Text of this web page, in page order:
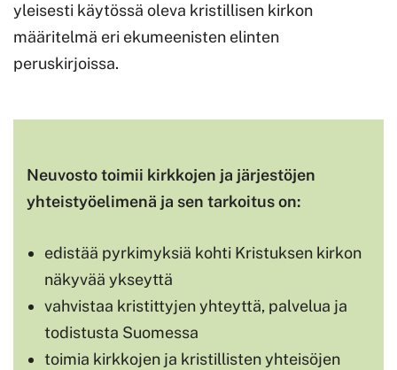
yleisesti käytössä oleva kristillisen kirkon
määritelmä eri ekumeenisten elinten
peruskirjoissa.
Neuvosto toimii kirkkojen ja järjestöjen
yhteistyöelimenä ja sen tarkoitus on:
edistää pyrkimyksiä kohti Kristuksen kirkon
näkyvää ykseyttä
vahvistaa kristittyjen yhteyttä, palvelua ja
todistusta Suomessa
toimia kirkkojen ja kristillisten yhteisöjen